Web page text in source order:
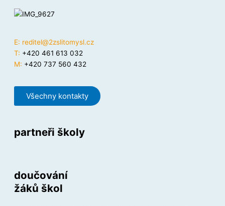
E: reditel@2zslitomysl.cz
T: +420 461 613 032
M: +420 737 560 432
Všechny kontakty
partneři školy
doučování
žáků škol